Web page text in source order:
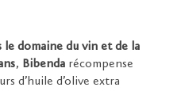
le domaine du vin et de la
, Bibenda récompense
d’huile d’olive extra